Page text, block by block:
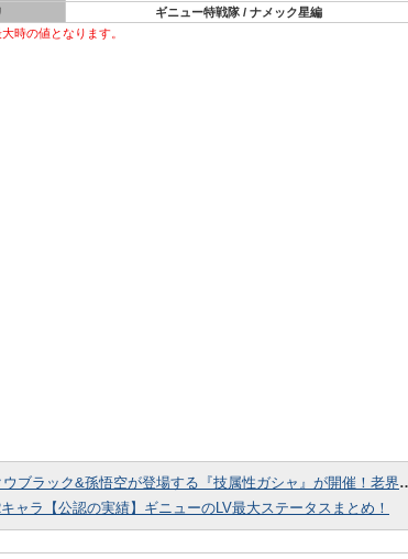
ギニュー特戦隊 / ナメック星編
時の値となります。
ブラック&孫悟空が登場する『技属性ガシャ』が開催！老界王神×2体のおまけ付き！
ャラ【公認の実績】ギニューのLV最大ステータスまとめ！